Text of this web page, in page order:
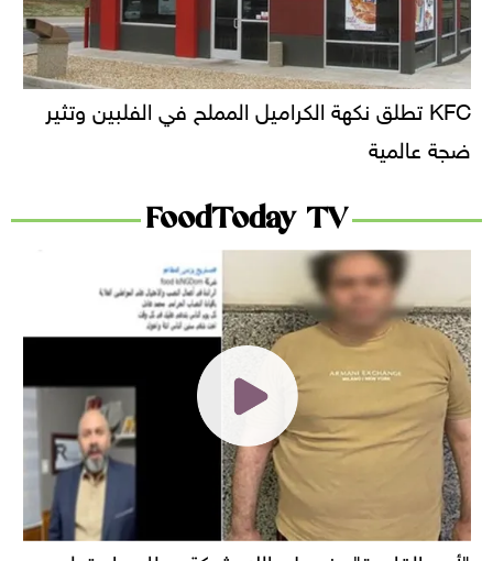
KFC تطلق نكهة الكراميل المملح في الفلبين وتثير
ضجة عالمية
FoodToday TV